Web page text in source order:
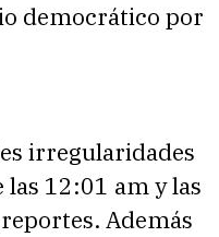
democrático por
irregularidades
las 12:01 am y las
Además